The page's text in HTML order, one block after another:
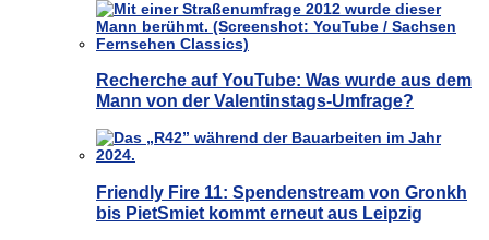
Recherche auf YouTube: Was wurde aus dem
Mann von der Valentinstags-Umfrage?
Friendly Fire 11: Spendenstream von Gronkh
bis PietSmiet kommt erneut aus Leipzig